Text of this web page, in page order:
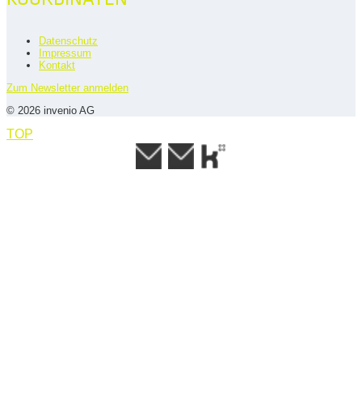
Datenschutz
Impressum
Kontakt
Zum Newsletter anmelden
© 2026 invenio AG
TOP